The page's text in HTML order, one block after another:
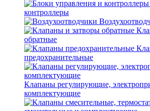
контроллеры
обратные
предохранительные
Клапаны регулирующие,
комплектующие